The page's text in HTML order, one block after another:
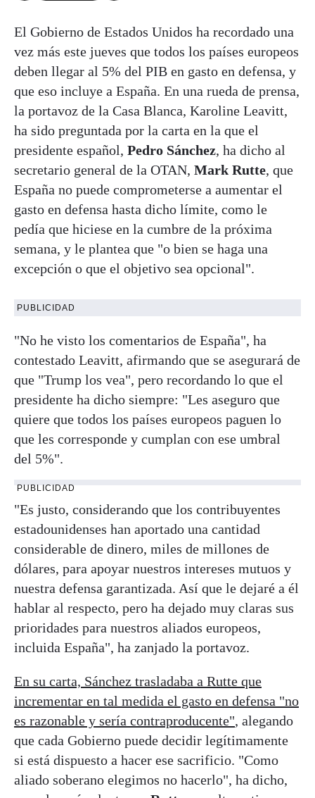
El Gobierno de Estados Unidos ha recordado una
vez más este jueves que todos los países europeos
deben llegar al 5% del PIB en gasto en defensa, y
que eso incluye a España. En una rueda de prensa,
la portavoz de la Casa Blanca, Karoline Leavitt,
ha sido preguntada por la carta en la que el
presidente español, Pedro Sánchez, ha dicho al
secretario general de la OTAN, Mark Rutte, que
España no puede comprometerse a aumentar el
gasto en defensa hasta dicho límite, como le
pedía que hiciese en la cumbre de la próxima
semana, y le plantea que "o bien se haga una
excepción o que el objetivo sea opcional".
PUBLICIDAD
"No he visto los comentarios de España", ha
contestado Leavitt, afirmando que se asegurará de
que "Trump los vea", pero recordando lo que el
presidente ha dicho siempre: "Les aseguro que
quiere que todos los países europeos paguen lo
que les corresponde y cumplan con ese umbral
del 5%".
PUBLICIDAD
"Es justo, considerando que los contribuyentes
estadounidenses han aportado una cantidad
considerable de dinero, miles de millones de
dólares, para apoyar nuestros intereses mutuos y
nuestra defensa garantizada. Así que le dejaré a él
hablar al respecto, pero ha dejado muy claras sus
prioridades para nuestros aliados europeos,
incluida España", ha zanjado la portavoz.
En su carta, Sánchez trasladaba a Rutte que
incrementar en tal medida el gasto en defensa "no
es razonable y sería contraproducente", alegando
que cada Gobierno puede decidir legítimamente
si está dispuesto a hacer ese sacrificio. "Como
aliado soberano elegimos no hacerlo", ha dicho,